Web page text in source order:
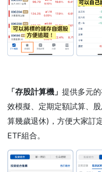
「存股計算機」 提供多元
效模擬、定期定額試算、
算幾歲退休)，方便大家訂
ETF組合。